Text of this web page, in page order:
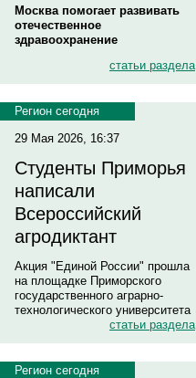
Москва помогает развивать
отечественное
здравоохранение
статьи раздела
Регион сегодня
29 Мая 2026, 16:37
Студенты Приморья
написали
Всероссийский
агродиктант
Акция "Единой России" прошла
на площадке Приморского
государственного аграрно-
технологического университета
статьи раздела
Регион сегодня